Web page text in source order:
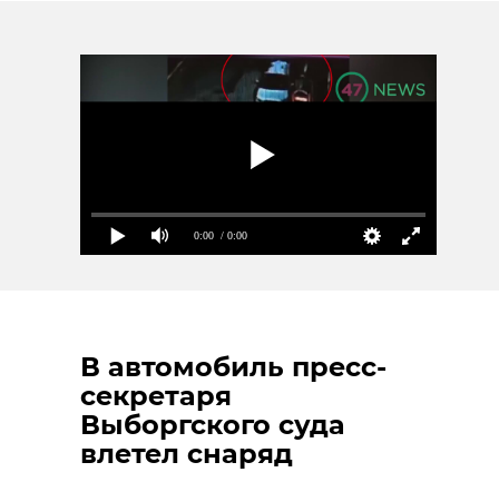
0:00 / 0:00
В автомобиль пресс-
секретаря
Выборгского суда
влетел снаряд
молочная культура